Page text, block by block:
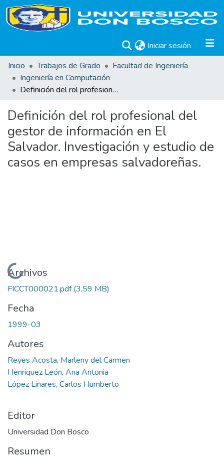
Iniciar sesión (current)
Inicio
Trabajos de Grado
Facultad de Ingeniería
Ingeniería en Computación
Definición del rol profesional del gestor de información en El Salvador. Investigación y estudio de casos en empresas salvadoreñas.
Definición del rol profesional del
gestor de información en El
Salvador. Investigación y estudio de
casos en empresas salvadoreñas.
Cargando...
Archivos
FICCT000021.pdf(3.59 MB)
Fecha
1999-03
Autores
Reyes Acosta, Marleny del Carmen
Henriquez León, Ana Antonia
López Linares, Carlos Humberto
Editor
Universidad Don Bosco
Resumen